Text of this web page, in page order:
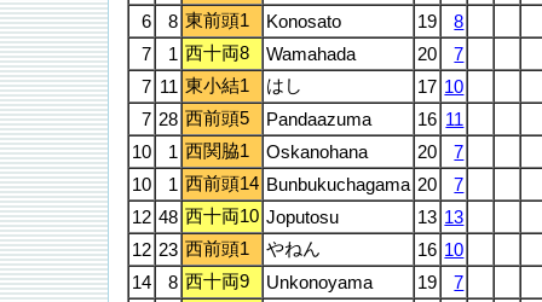
6
8 東前頭1 Konosato 19
8
7
1 西十両8 Wamahada 20
7
7 11 東小結1 はし 17 10
7 28 西前頭5 Pandaazuma 16 11
10
1 西関脇1 Oskanohana 20
7
10
1 西前頭14 Bunbukuchagama 20
7
12 48 西十両10 Joputosu 13 13
12 23 西前頭1 やねん 16 10
14
8 西十両9 Unkonoyama 19
7